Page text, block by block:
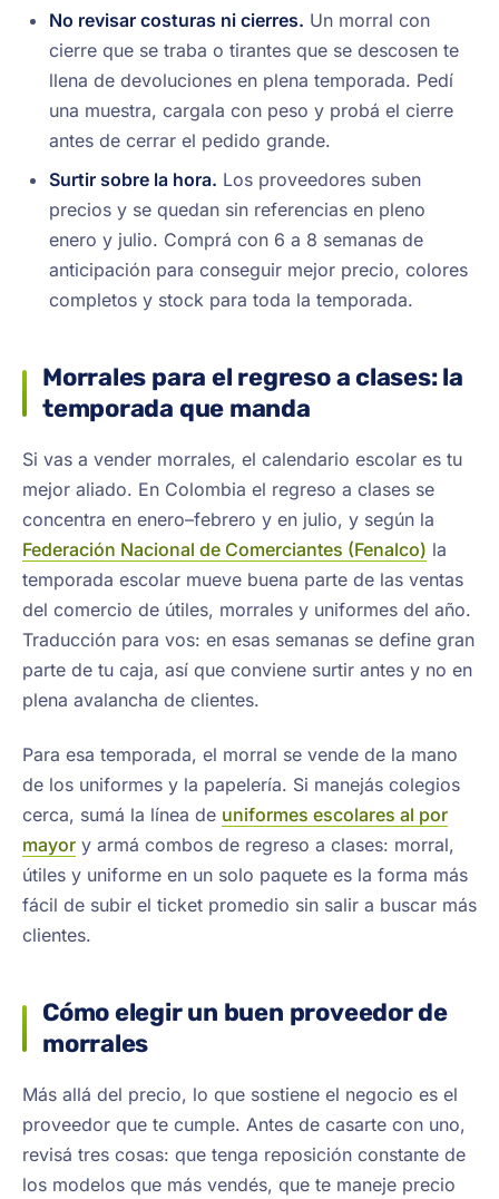
No revisar costuras ni cierres. Un morral con
cierre que se traba o tirantes que se descosen te
llena de devoluciones en plena temporada. Pedí
una muestra, cargala con peso y probá el cierre
antes de cerrar el pedido grande.
Surtir sobre la hora. Los proveedores suben
precios y se quedan sin referencias en pleno
enero y julio. Comprá con 6 a 8 semanas de
anticipación para conseguir mejor precio, colores
completos y stock para toda la temporada.
Morrales para el regreso a clases: la
temporada que manda
Si vas a vender morrales, el calendario escolar es tu
mejor aliado. En Colombia el regreso a clases se
concentra en enero–febrero y en julio, y según la
Federación Nacional de Comerciantes (Fenalco) la
temporada escolar mueve buena parte de las ventas
del comercio de útiles, morrales y uniformes del año.
Traducción para vos: en esas semanas se define gran
parte de tu caja, así que conviene surtir antes y no en
plena avalancha de clientes.
Para esa temporada, el morral se vende de la mano
de los uniformes y la papelería. Si manejás colegios
cerca, sumá la línea de uniformes escolares al por
mayor y armá combos de regreso a clases: morral,
útiles y uniforme en un solo paquete es la forma más
fácil de subir el ticket promedio sin salir a buscar más
clientes.
Cómo elegir un buen proveedor de
morrales
Más allá del precio, lo que sostiene el negocio es el
proveedor que te cumple. Antes de casarte con uno,
revisá tres cosas: que tenga reposición constante de
los modelos que más vendés, que te maneje precio